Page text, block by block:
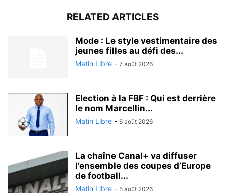
RELATED ARTICLES
Mode : Le style vestimentaire des
jeunes filles au défi des...
Matin Libre - 7 août 2026
Election à la FBF : Qui est derrière
le nom Marcellin...
Matin Libre - 6 août 2026
La chaîne Canal+ va diffuser
l’ensemble des coupes d’Europe
de football...
Matin Libre - 5 août 2026